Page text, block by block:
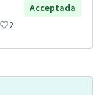
Acceptada
2